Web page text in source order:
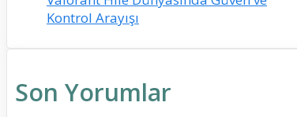
Kontrol Arayışı
Son Yorumlar